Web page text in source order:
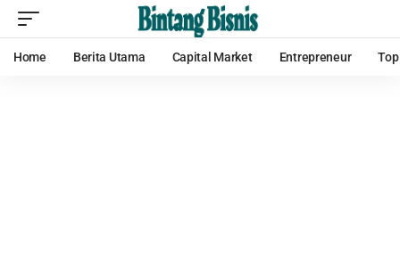
Home Berita Utama Capital Market Entrepreneur